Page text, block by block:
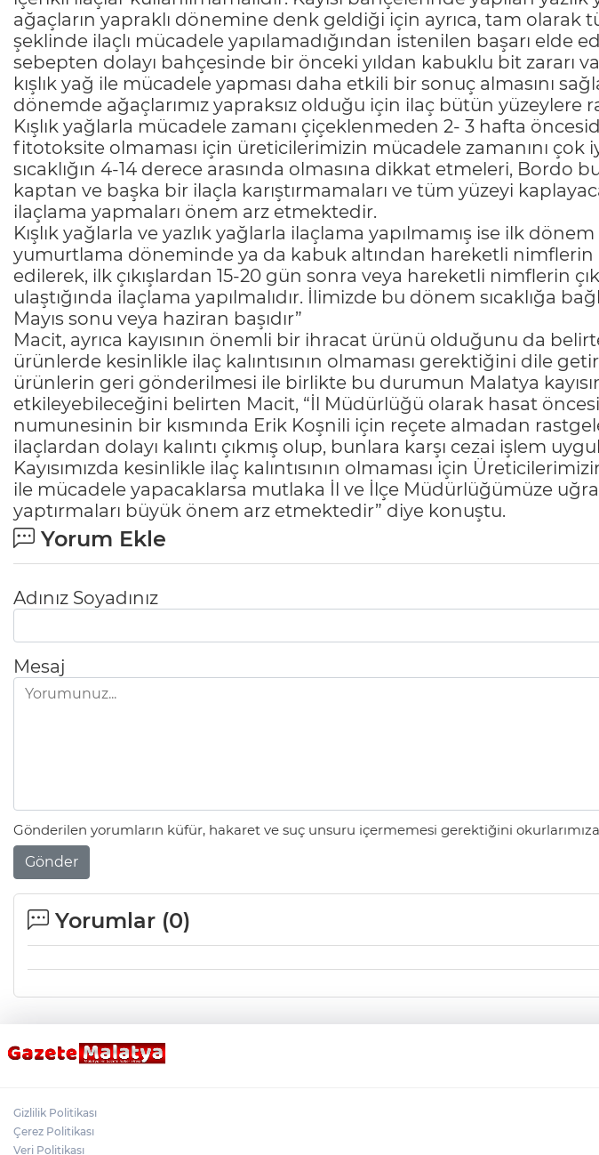
ağaçların yapraklı dönemine denk geldiği için ayrıca, tam olarak
şeklinde ilaçlı mücadele yapılamadığından istenilen başarı elde
sebepten dolayı bahçesinde bir önceki yıldan kabuklu bit zararı
kışlık yağ ile mücadele yapması daha etkili bir sonuç almasını
dönemde ağaçlarımız yapraksız olduğu için ilaç bütün yüzeylere
Kışlık yağlarla mücadele zamanı çiçeklenmeden 2- 3 hafta
fitotoksite olmaması için üreticilerimizin mücadele zamanını çok
sıcaklığın 4-14 derece arasında olmasına dikkat etmeleri, Bordo
kaptan ve başka bir ilaçla karıştırmamaları ve tüm yüzeyi
ilaçlama yapmaları önem arz etmektedir.
Kışlık yağlarla ve yazlık yağlarla ilaçlama yapılmamış ise ilk
yumurtlama döneminde ya da kabuk altından hareketli nimflerin
edilerek, ilk çıkışlardan 15-20 gün sonra veya hareketli nimflerin
ulaştığında ilaçlama yapılmalıdır. İlimizde bu dönem sıcaklığa
Mayıs sonu veya haziran başıdır”
Macit, ayrıca kayısının önemli bir ihracat ürünü olduğunu da
ürünlerde kesinlikle ilaç kalıntısının olmaması gerektiğini dile
ürünlerin geri gönderilmesi ile birlikte bu durumun Malatya
etkileyebileceğini belirten Macit, “İl Müdürlüğü olarak hasat öncesi
numunesinin bir kısmında Erik Koşnili için reçete almadan
ilaçlardan dolayı kalıntı çıkmış olup, bunlara karşı cezai işlem
Kayısımızda kesinlikle ilaç kalıntısının olmaması için
ile mücadele yapacaklarsa mutlaka İl ve İlçe Müdürlüğümüze
yaptırmaları büyük önem arz etmektedir” diye konuştu.
Yorum Ekle
Adınız Soyadınız
Mesaj
Gönderilen yorumların küfür, hakaret ve suç unsuru içermemesi gerektiğini okurlarımıza
Gönder
Yorumlar (0)
Gizlilik Politikası
Çerez Politikası
Veri Politikası